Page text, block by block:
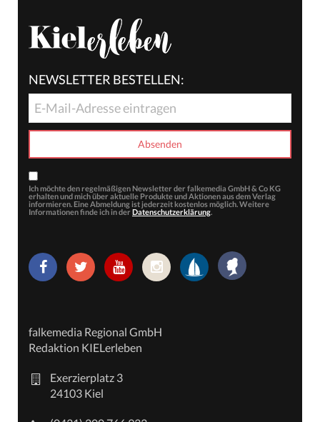
NEWSLETTER BESTELLEN:
Ich möchte den regelmäßigen Newsletter der falkemedia GmbH & Co KG
erhalten und mich über aktuelle Produkte und Aktionen aus dem Verlag
informieren. Eine Abmeldung ist jederzeit kostenlos möglich. Weitere
Informationen finde ich in der Datenschutzerklärung.
falkemedia Regional GmbH
Redaktion KIELerleben
Exerzierplatz 3
24103 Kiel